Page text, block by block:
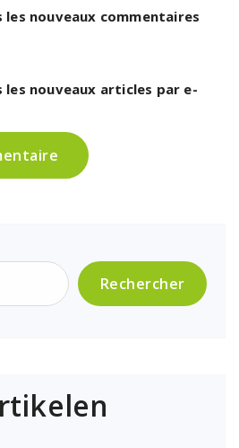
les nouveaux commentaires
les nouveaux articles par e-
Rechercher